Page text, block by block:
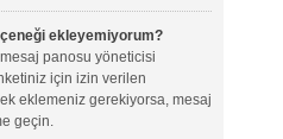
ekleyemiyorum?
panosu yöneticisi
için izin verilen
eklemeniz gerekiyorsa, mesaj
geçin.